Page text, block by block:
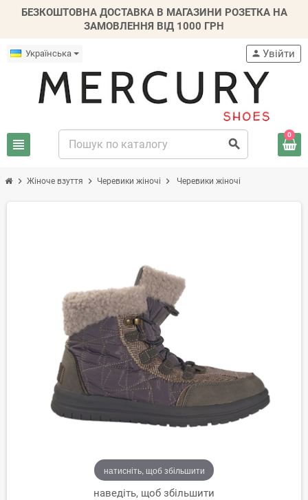
БЕЗКОШТОВНА ДОСТАВКА В МАГАЗИНИ РОЗЕТКА НА
ЗАМОВЛЕННЯ ВІД 1000 ГРН
Українська
view_headline search
person Увійти
0
chevron_right Жіноче взуття chevron_right Черевики жіночі chevron_right Черевики жіночі
натисніть, щоб збільшити
наведіть, щоб збільшити